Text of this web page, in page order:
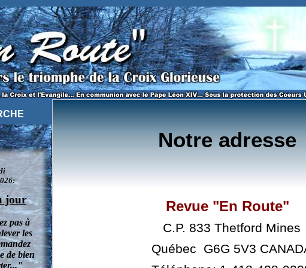
Notre adresse
Revue "En Route"
C.P. 833 Thetford Mines
Québec G6G 5V3